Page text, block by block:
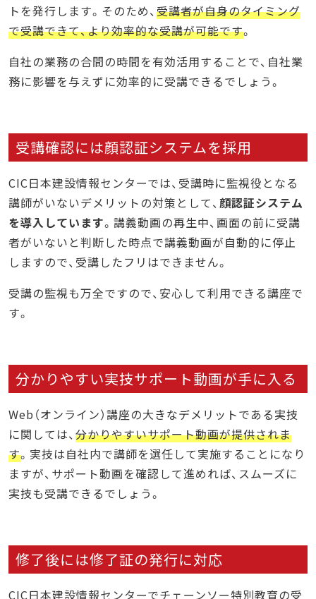
トを発行します。そのため、 受講者が自身のタイミング
で受講できて、より効率的な受講が可能です。
自社の業務の合間の時間を有効活用することで、自社業
務に影響を与えずに効率的に受講できるでしょう。
受講確認には顔認証システムを採用
CIC日本建設情報センターでは、受講時に監視役となる
講師がいないデメリットの対策として、 顔認証システム
を導入しています。講義動画の再生中、画面の前に受講
者がいないと判断した時点で講義動画が自動的に停止
しますので、受講したフリはできません。
受講の監視も万全ですので、安心して利用できる講座で
す。
分かりやすい実技サポート動画が手に入る
Web（オンライン）講座の大きなデメリットである実技
に関しては、 分かりやすいサポート動画が提供されま
す。実技は自社内で講師を選任して実施することになり
ますが、サポート動画を確認して進めれば、スムーズに
実技も受講できるでしょう。
修了後には修了証の発行に対応
CIC日本建設情報センターでチェーンソー特別教育の受